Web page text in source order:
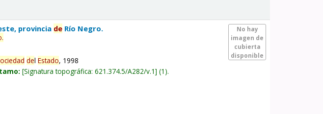
No hay
imagen de
cubierta
disponible
provincia de Río Negro.
.
delEstado, 1998
Signatura topográfica:621.374.5/A282/v.1 (1).